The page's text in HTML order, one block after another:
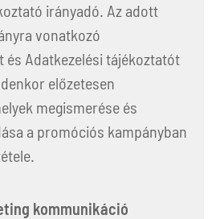
irányadó. Az adott
vonatkozó
és Adatkezelési tájékoztatót
előzetesen
megismerése és
a promóciós kampányban
kommunikáció